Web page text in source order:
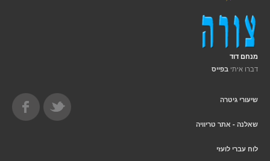
מנחם דוד
דברו איתי בפייס
שיעורי גיטרה
שאלנה - אתר טריוויה
לוח עברי לועזי